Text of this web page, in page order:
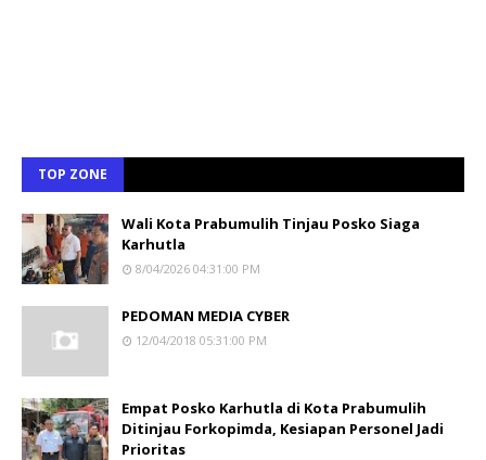
TOP ZONE
Wali Kota Prabumulih Tinjau Posko Siaga
Karhutla
8/04/2026 04:31:00 PM
PEDOMAN MEDIA CYBER
12/04/2018 05:31:00 PM
Empat Posko Karhutla di Kota Prabumulih
Ditinjau Forkopimda, Kesiapan Personel Jadi
Prioritas